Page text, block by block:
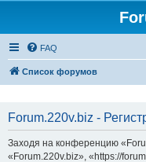
FAQ
Список форумов
Forum.220v.biz -
Заходя на конференцию
«Forum.220v.biz», «https://